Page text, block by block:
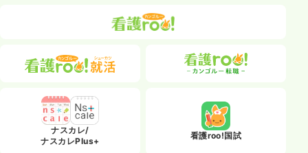
ナスカレ/
ナスカレPlus+
看護roo!国試